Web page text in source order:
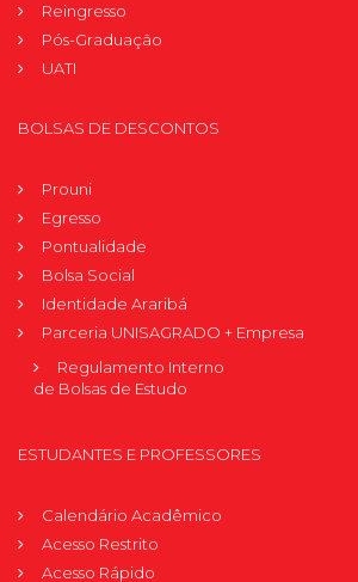
Reingresso
Pós-Graduação
UATI
BOLSAS DE DESCONTOS
Prouni
Egresso
Pontualidade
Bolsa Social
Identidade Araribá
Parceria UNISAGRADO + Empresa
Regulamento Interno
de Bolsas de Estudo
ESTUDANTES E PROFESSORES
Calendário Acadêmico
Acesso Restrito
Acesso Rápido